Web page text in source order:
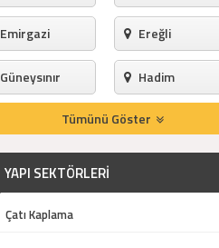
Emirgazi Ereğli
Güneysınır Hadim
Hüyük
Ilgın
Karapınar
Tümünü Göster
YAPI SEKTÖRLERİ
Çatı Kaplama